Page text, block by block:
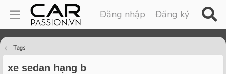
Đăng nhập Đăng ký
Tags
xe sedan hạng b